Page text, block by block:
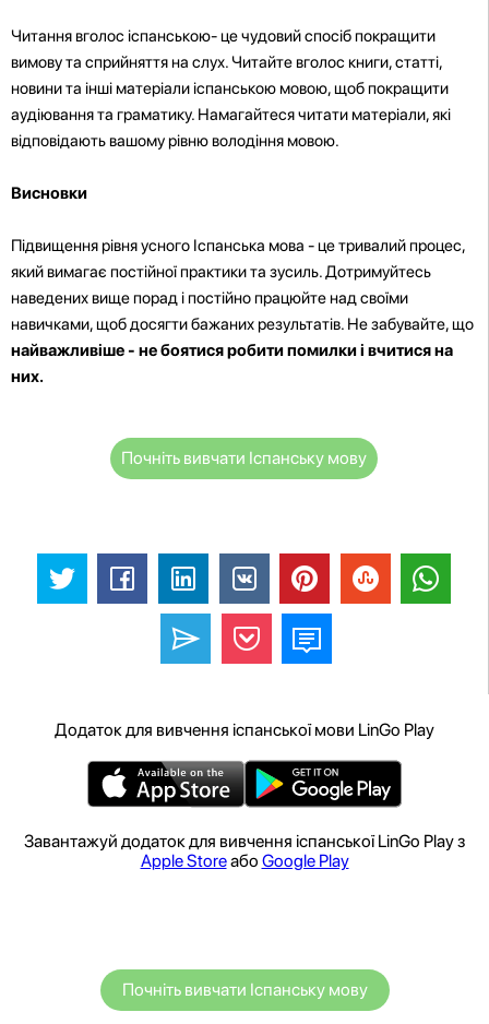
Читання вголос іспанською- це чудовий спосіб покращити
вимову та сприйняття на слух. Читайте вголос книги, статті,
новини та інші матеріали іспанською мовою, щоб покращити
аудіювання та граматику. Намагайтеся читати матеріали, які
відповідають вашому рівню володіння мовою.
Висновки
Підвищення рівня усного Іспанська мова - це тривалий процес,
який вимагає постійної практики та зусиль. Дотримуйтесь
наведених вище порад і постійно працюйте над своїми
навичками, щоб досягти бажаних результатів. Не забувайте, що
найважливіше - не боятися робити помилки і вчитися на
них.
Почніть вивчати Іспанську мову
Додаток для вивчення іспанської мови LinGo Play
Завантажуй додаток для вивчення іспанської LinGo Play з
Apple Storeабо Google Play
Почніть вивчати Іспанську мову